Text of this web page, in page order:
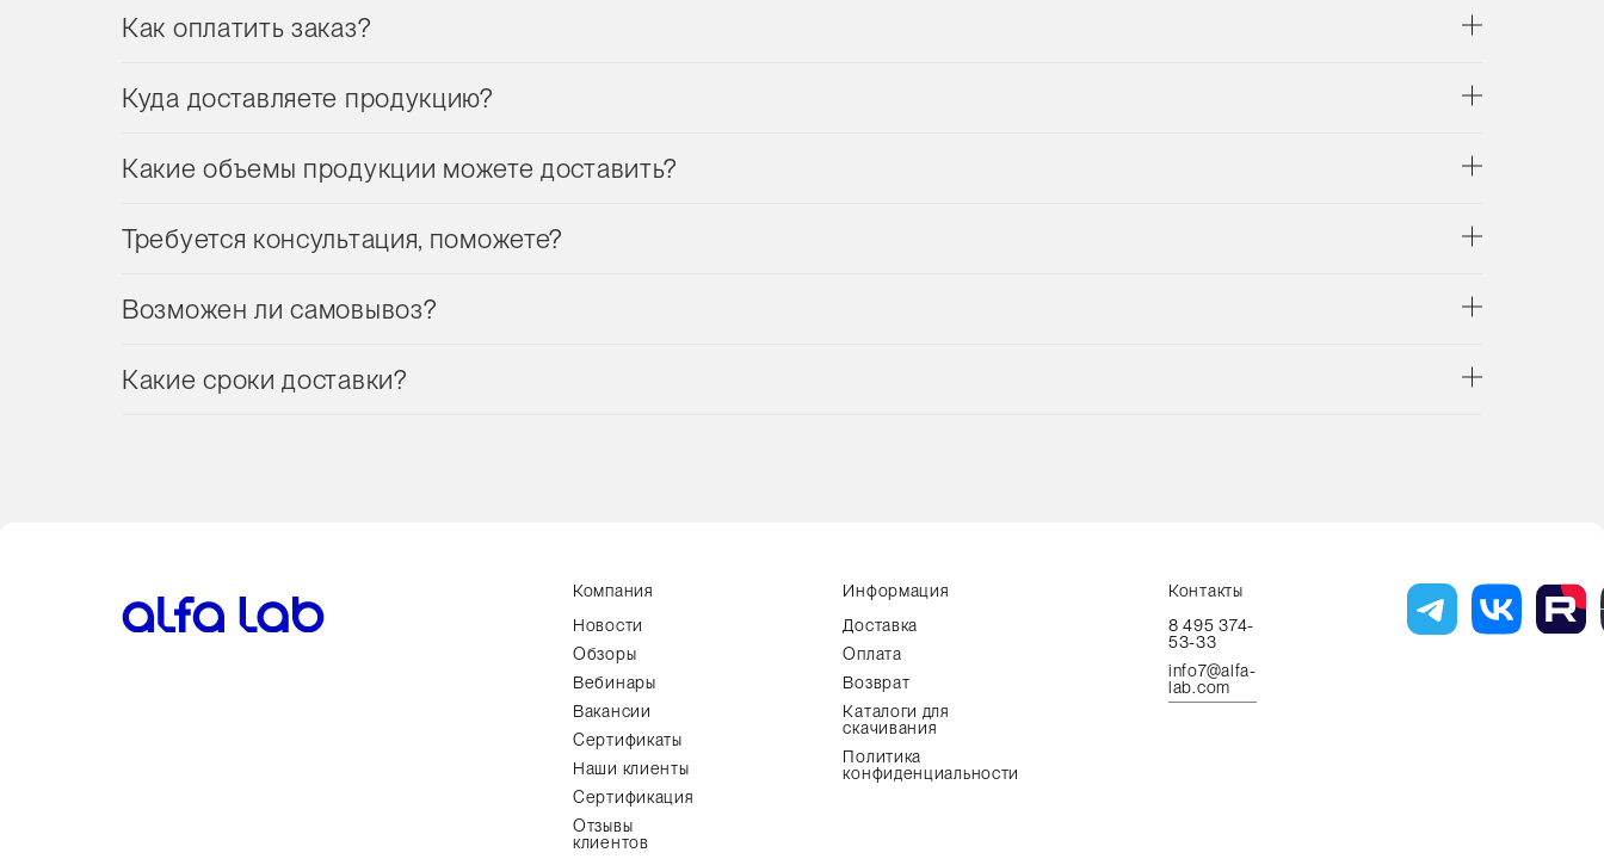
Как оплатить заказ?
Куда доставляете продукцию?
Какие объемы продукции можете доставить?
Требуется консультация, поможете?
Возможен ли самовывоз?
Какие сроки доставки?
Компания
Новости
Обзоры
Вебинары
Вакансии
Сертификаты
Наши клиенты
Сертификация
Отзывы
клиентов
Информация
Доставка
Оплата
Возврат
Каталоги для
скачивания
Политика
конфиденциальности
Контакты
8 495 374-
53-33
info7@alfa-
lab.com